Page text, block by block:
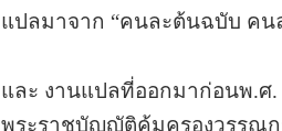
แปลมาจาก “คนละต้นฉบับ คน
และ งานแปลที่ออกมาก่อนพ.ศ
พระราชบัญญัติคุ้มครองวรรณ